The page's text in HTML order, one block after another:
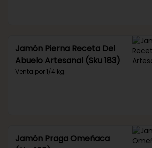
Jamón Pierna Receta Del
Abuelo Artesanal (Sku 183)
Venta por 1/4 kg.
Jamón Praga Omeñaca